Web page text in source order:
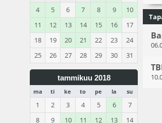
4
5 6 7 8 9
10
11
12 13 14 15 16
17
18
19 20 21 22 23
24
25
26 27 28 29 30 31
tammikuu 2018
ma ti ke to pe la su
1 2 3 4 5 6
7
8
9 10 11 12 13
14